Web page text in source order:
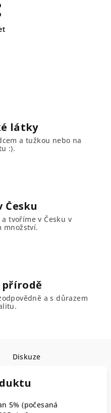
látky
a tužkou nebo na
:).
Česku
tvoříme v Česku v
množství.
přírodě
a s důrazem
Diskuze
5% (počesaná